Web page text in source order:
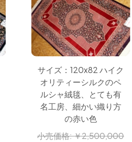
サイズ：120x82 ハイク
オリティーシルクのペ
ルシャ絨毯、とても有
名工房、細かい織り方
の赤い色
小売価格:￥2,500,000